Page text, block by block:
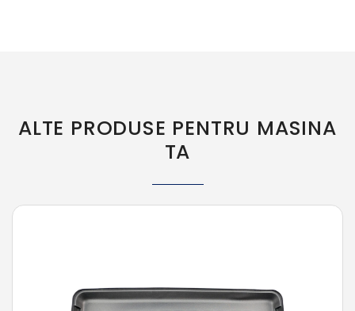
ALTE PRODUSE PENTRU MASINA
TA